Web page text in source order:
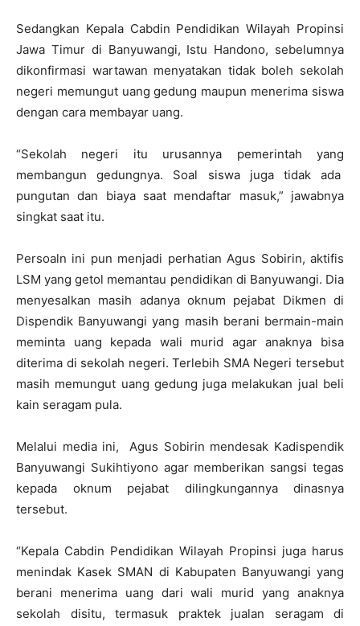
Sedangkan Kepala Cabdin Pendidikan Wilayah Propinsi
Jawa Timur di Banyuwangi, Istu Handono, sebelumnya
dikonfirmasi wartawan menyatakan tidak boleh sekolah
negeri memungut uang gedung maupun menerima siswa
dengan cara membayar uang.
“Sekolah negeri itu urusannya pemerintah yang
membangun gedungnya. Soal siswa juga tidak ada
pungutan dan biaya saat mendaftar masuk,” jawabnya
singkat saat itu.
Persoaln ini pun menjadi perhatian Agus Sobirin, aktifis
LSM yang getol memantau pendidikan di Banyuwangi. Dia
menyesalkan masih adanya oknum pejabat Dikmen di
Dispendik Banyuwangi yang masih berani bermain-main
meminta uang kepada wali murid agar anaknya bisa
diterima di sekolah negeri. Terlebih SMA Negeri tersebut
masih memungut uang gedung juga melakukan jual beli
kain seragam pula.
Melalui media ini, Agus Sobirin mendesak Kadispendik
Banyuwangi Sukihtiyono agar memberikan sangsi tegas
kepada oknum pejabat dilingkungannya dinasnya
tersebut.
“Kepala Cabdin Pendidikan Wilayah Propinsi juga harus
menindak Kasek SMAN di Kabupaten Banyuwangi yang
berani menerima uang dari wali murid yang anaknya
sekolah disitu, termasuk praktek jualan seragam di